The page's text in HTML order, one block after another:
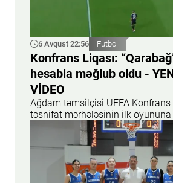
6 Avqust 22:56 Futbol
Konfrans Liqası:
hesabla məğlub oldu -
VİDEO
Ağdam təmsilçisi UEFA Konfrans
təsnifat mərhələsinin ilk oyununa